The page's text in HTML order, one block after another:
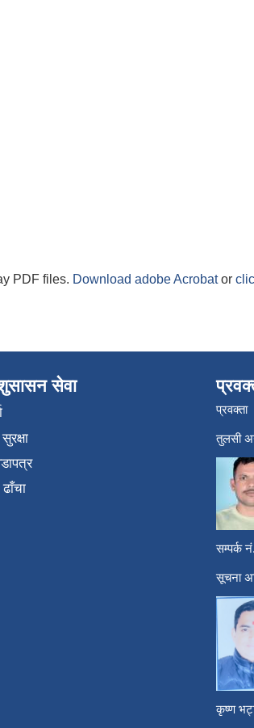
PDF files. Download adobe Acrobator
सेवा
प्रवक्ता
तुलसी
सम्पर्क
सूचना
कृष्ण